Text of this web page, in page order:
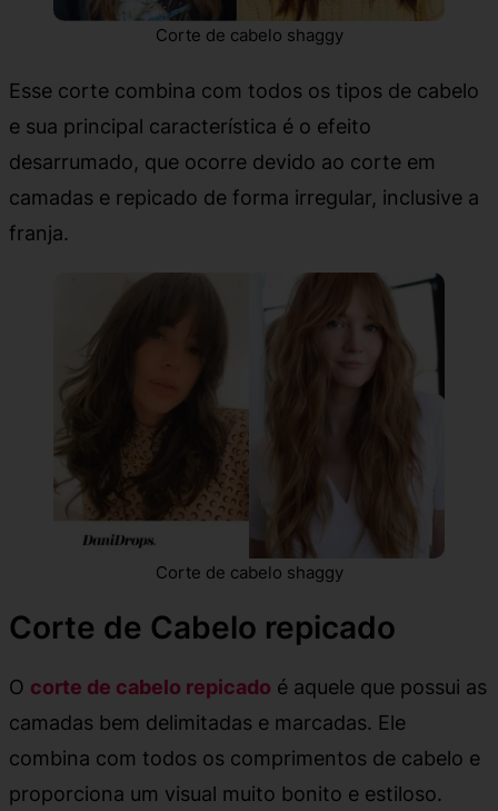
Corte de cabelo shaggy
Esse corte combina com todos os tipos de cabelo
e sua principal característica é o efeito
desarrumado, que ocorre devido ao corte em
camadas e repicado de forma irregular, inclusive a
franja.
Corte de cabelo shaggy
Corte de Cabelo repicado
O corte de cabelo repicado é aquele que possui as
camadas bem delimitadas e marcadas. Ele
combina com todos os comprimentos de cabelo e
proporciona um visual muito bonito e estiloso.